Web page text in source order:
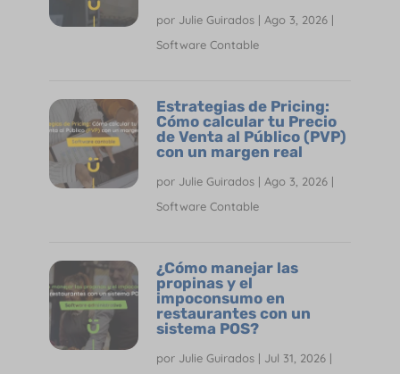
por Julie Guirados| Ago 3, 2026|
Software Contable
Estrategias de Pricing:
Cómo calcular tu Precio
de Venta al Público (PVP)
con un margen real
por Julie Guirados| Ago 3, 2026|
Software Contable
¿Cómo manejar las
propinas y el
impoconsumo en
restaurantes con un
sistema POS?
por Julie Guirados| Jul 31, 2026|